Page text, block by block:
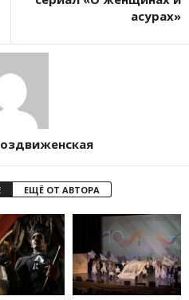
асурах»
ЕЩЁ ОТ АВТОРА